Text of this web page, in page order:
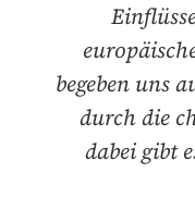
begeben uns
durch die
dabei gibt